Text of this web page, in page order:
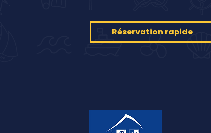
Réservation rapide